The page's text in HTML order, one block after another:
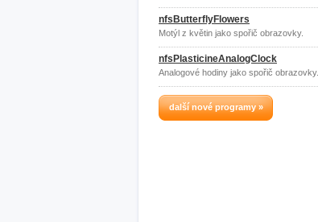
nfsButterflyFlowers
Motýl z květin jako spořič obrazovky.
nfsPlasticineAnalogClock
Analogové hodiny jako spořič obrazovky.
další nové programy »